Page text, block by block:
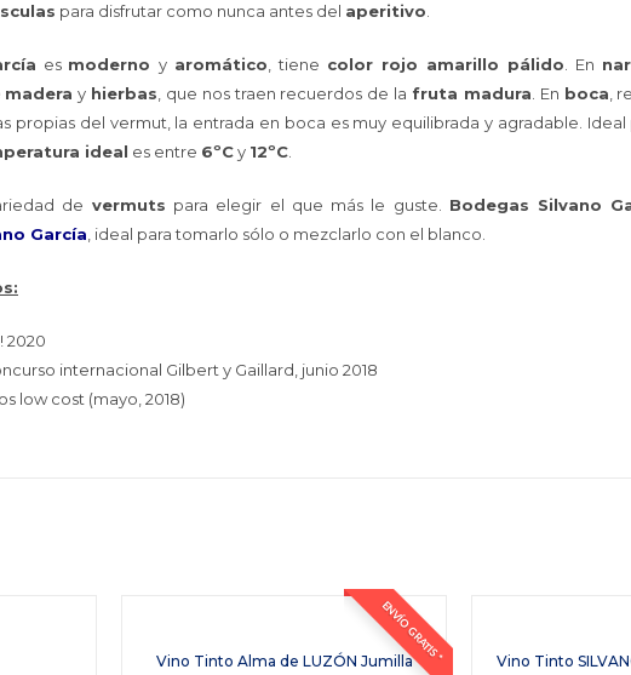
para disfrutar como nunca antes del aperitivo.
es modernoy aromático, tiene color rojo amarillo pálido. En
madera y hierbas, que nos traen recuerdos de la fruta madura. En boca,
propias del vermut, la entrada en boca es muy equilibrada y agradable. Ideal
ideal es entre 6ºCy 12ºC.
de vermuts para elegir el que más le guste. Bodegas Silvano
García, ideal para tomarlo sólo o mezclarlo con el blanco.
:
2020
internacional Gilbert y Gaillard, junio 2018
low cost (mayo, 2018)
ENVÍO GRATIS *
Vino Tinto Alma de LUZÓN Jumilla
Vino Tinto